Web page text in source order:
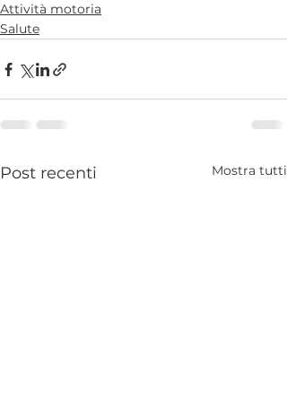
Attività motoria
Salute
Post recenti Mostra tutti